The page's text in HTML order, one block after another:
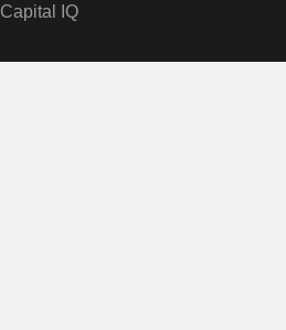
Capital IQ